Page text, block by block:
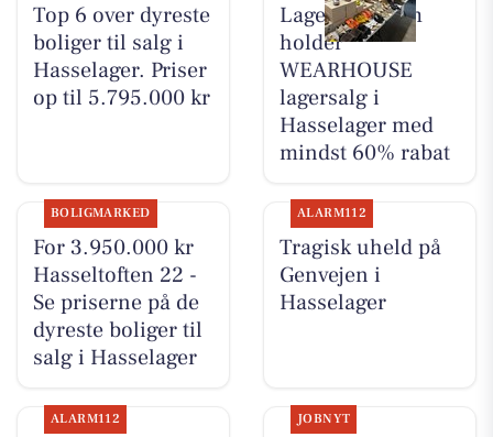
Top 6 over dyreste
boliger til salg i
Hasselager. Priser
op til 5.795.000 kr
Lagersalg.com
holder
WEARHOUSE
lagersalg i
Hasselager med
mindst 60% rabat
BOLIGMARKED
For 3.950.000 kr
Hasseltoften 22 -
Se priserne på de
dyreste boliger til
salg i Hasselager
ALARM112
Tragisk uheld på
Genvejen i
Hasselager
ALARM112 JOBNYT